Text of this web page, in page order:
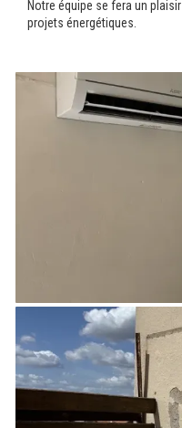
Notre équipe se fera un
projets énergétiques.